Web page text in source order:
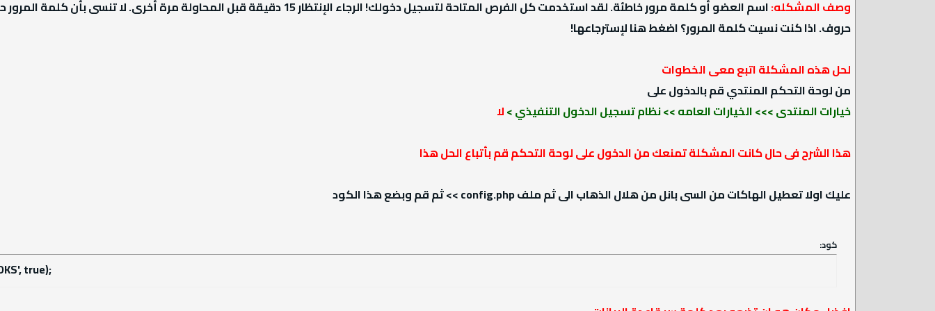
وصف المشكله:
اسم العضو أو كلمة مرور خاطئة. لقد استخدمت كل الفرص المتاحة لتسجيل دخولك! الرجاء الإنتظار 15 دقيقة قبل المحاولة مرة
حروف. اذا كنت نسيت كلمة المرور؟ اضغط هنا لإسترجاعها!
لحل هذه المشكلة اتبع معى الخطوات
من لوحة التحكم المنتدي قم بالدخول على
خيارات المنتدى >>> الخيارات العامه >> نظام تسجيل الدخول التنفيذي >لا
هذا الشرح فى حال كانت المشكلة تمنعك من الدخول على لوحة التحكم قم بأتباع الحل هذا
عليك اولا تعطيل الهاكات من السى بانل من هلال الذهاب الى ثم ملف config.php >> ثم قم وبضع هذا الكود
كود:
true);